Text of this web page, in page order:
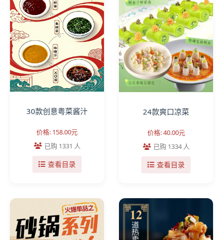
30款创意粤菜酱汁
价格: 158.00元
已购 1331 人
查看目录
24款爽口凉菜
价格: 40.00元
已购 1334 人
查看目录